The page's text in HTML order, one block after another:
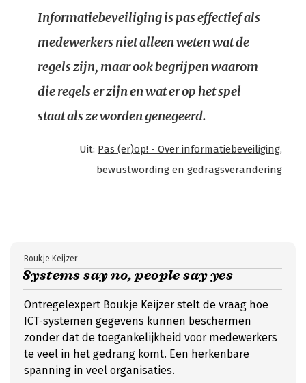
Informatiebeveiliging is pas effectief als
medewerkers niet alleen weten wat de
regels zijn, maar ook begrijpen waarom
die regels er zijn en wat er op het spel
staat als ze worden genegeerd.
Uit: Pas (er)op! - Over informatiebeveiliging,
bewustwording en gedragsverandering
Systems say no, people say yes
Boukje Keijzer
Ontregelexpert Boukje Keijzer stelt de vraag hoe
ICT-systemen gegevens kunnen beschermen
zonder dat de toegankelijkheid voor medewerkers
te veel in het gedrang komt. Een herkenbare
spanning in veel organisaties.